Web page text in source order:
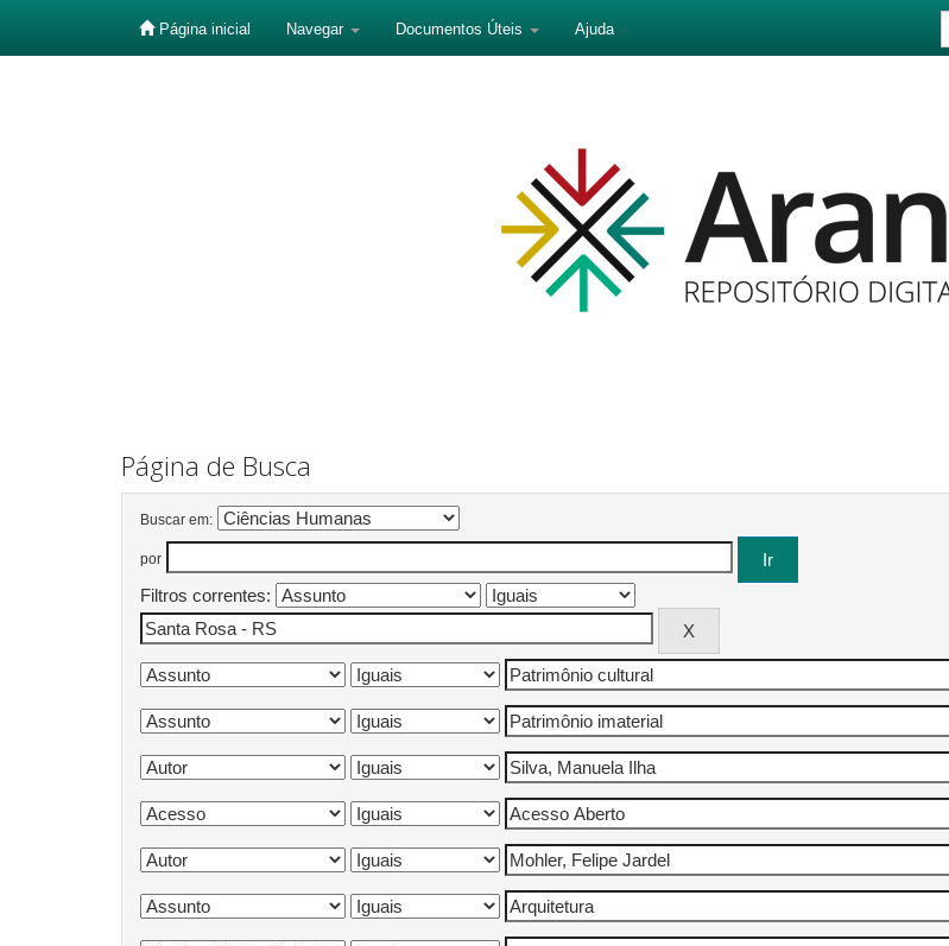
Página inicial Navegar Documentos Úteis Ajuda
Página de Busca
Buscar em:
por
Filtros correntes: